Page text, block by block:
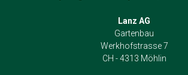
Lanz AG
Gartenbau
Werkhofstrasse 7
CH - 4313 Möhlin